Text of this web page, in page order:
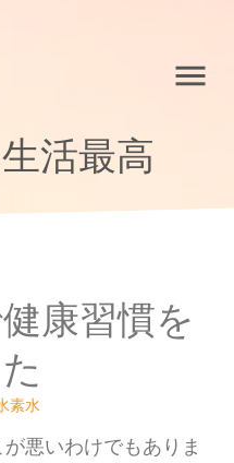
活最高
康習慣を
素水
悪いわけでもありま